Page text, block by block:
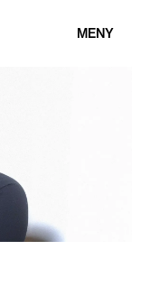
MENY